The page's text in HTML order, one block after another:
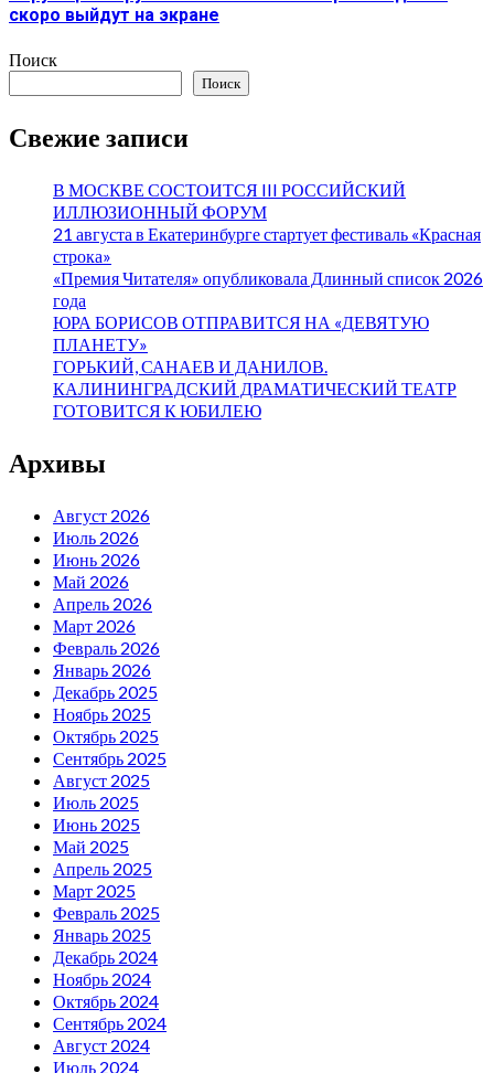
скоро выйдут на экране
Поиск
Поиск
Свежие записи
В МОСКВЕ СОСТОИТСЯ III РОССИЙСКИЙ
ИЛЛЮЗИОННЫЙ ФОРУМ
21 августа в Екатеринбурге стартует фестиваль «Красная
строка»
«Премия Читателя» опубликовала Длинный список 2026
года
ЮРА БОРИСОВ ОТПРАВИТСЯ НА «ДЕВЯТУЮ
ПЛАНЕТУ»
ГОРЬКИЙ, САНАЕВ И ДАНИЛОВ.
КАЛИНИНГРАДСКИЙ ДРАМАТИЧЕСКИЙ ТЕАТР
ГОТОВИТСЯ К ЮБИЛЕЮ
Архивы
Август 2026
Июль 2026
Июнь 2026
Май 2026
Апрель 2026
Март 2026
Февраль 2026
Январь 2026
Декабрь 2025
Ноябрь 2025
Октябрь 2025
Сентябрь 2025
Август 2025
Июль 2025
Июнь 2025
Май 2025
Апрель 2025
Март 2025
Февраль 2025
Январь 2025
Декабрь 2024
Ноябрь 2024
Октябрь 2024
Сентябрь 2024
Август 2024
Июль 2024